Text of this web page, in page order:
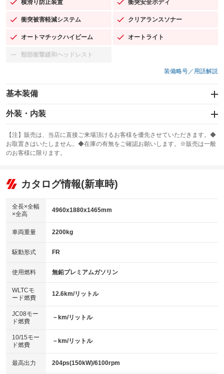
横滑り防止装置
：装備あり 衝突安全ボディ
：装備あり
衝突被害軽減システム
：装備あり クリアランスソナー
：装備あり
オートマチックハイビーム
：装備あり オートライト
：装備あり
頸部衝撃緩和ヘッドレスト
：装備なし
装備略号／用語解説
基本装備
エアバッグ：運転席/助手席/サイド
：装備あり
：装備なし
サンルーフ
：装備あり ABS
リフトアップ
：装備なし
：装備なし
パワーウィンドウ
アイドリングストップ
：装備あり
USB入力端子
：装備あり
100V電源
：装備なし
センターデフロック
：装備なし
電動格納ミラー
：装備あり
外装・内装
カーナビ：HDDナビ
：装備あり
TV：フルセグ
：装備あり
ビジュアル
：装備なし
：装備あり
革シート
キーレス
HID(キセノンライト)
：装備あり
バックカメラ
：装備あり
エアロ
：装備なし
：装備なし
パワーシート
ベンチシート
：装備なし
チップアップシート
：装備なし
【注】販売は、当店に直接ご来場頂けるお客様を優先させていただきます。◆
お取置きはいたしません。◆在庫の有無をご確認お願いします。※販売は一般
のお客様に限ります。
カタログ情報(新車時)
全長×全幅
×全高
4960x1880x1465mm
車両重量 2200kg
駆動形式 FR
使用燃料 無鉛プレミアムガソリン
WLTCモ
ード燃費
12.6km/リットル
JC08モー
ド燃費
－km/リットル
10/15モー
ド燃費
－km/リットル
最高出力 204ps(150kW)/6100rpm